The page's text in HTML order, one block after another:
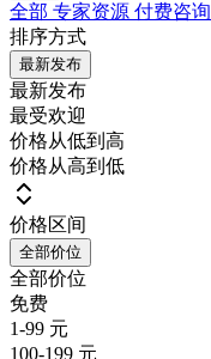
全部 专家资源 付费咨询
排序方式
最新发布
最新发布
最受欢迎
价格从低到高
价格从高到低
价格区间
全部价位
全部价位
免费
1-99 元
100-199 元